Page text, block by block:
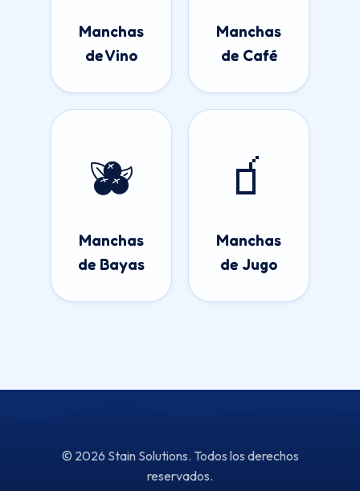
Manchas
de Vino
Manchas
de Café
🫐
Manchas
de Bayas
🧃
Manchas
de Jugo
© 2026 Stain Solutions. Todos los derechos
reservados.